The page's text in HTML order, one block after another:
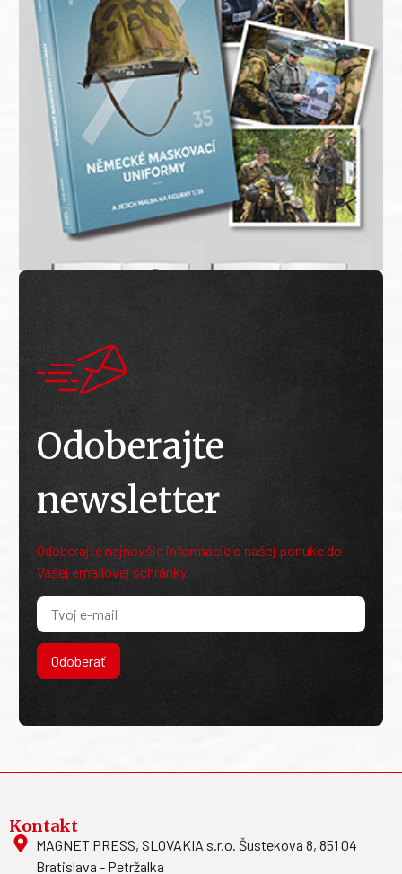
Odoberajte
newsletter
Odoberajte najnovšie informácie o našej ponuke do
Vašej emailovej schránky.
Odoberať
Kontakt
MAGNET PRESS, SLOVAKIA s.r.o. Šustekova 8, 851 04
Bratislava - Petržalka